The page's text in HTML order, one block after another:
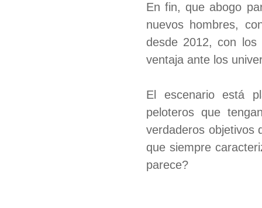
En fin, que abogo
nuevos hombres,
desde 2012, con
ventaja ante los
El escenario está
peloteros que
verdaderos objetivos
que siempre
parece?